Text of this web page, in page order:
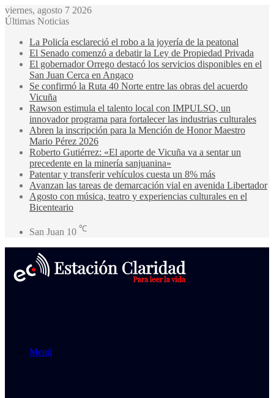
viernes, agosto 7 2026
Últimas Noticias
La Policía esclareció el robo a la joyería de la peatonal
El Senado comenzó a debatir la Ley de Propiedad Privada
El gobernador Orrego destacó los servicios disponibles en el
San Juan Cerca en Angaco
Se confirmó la Ruta 40 Norte entre las obras del acuerdo
Vicuña
Rawson estimula el talento local con IMPULSO, un
innovador programa para fortalecer las industrias culturales
Abren la inscripción para la Mención de Honor Maestro
Mario Pérez 2026
Roberto Gutiérrez: «El aporte de Vicuña va a sentar un
precedente en la minería sanjuanina»
Patentar y transferir vehículos cuesta un 8% más
Avanzan las tareas de demarcación vial en avenida Libertador
Agosto con música, teatro y experiencias culturales en el
Bicenteario
San Juan 10 ℃
Menú